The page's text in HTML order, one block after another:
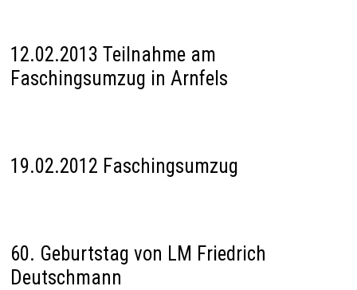
12.02.2013 Teilnahme am
Faschingsumzug in Arnfels
19.02.2012 Faschingsumzug
60. Geburtstag von LM Friedrich
Deutschmann